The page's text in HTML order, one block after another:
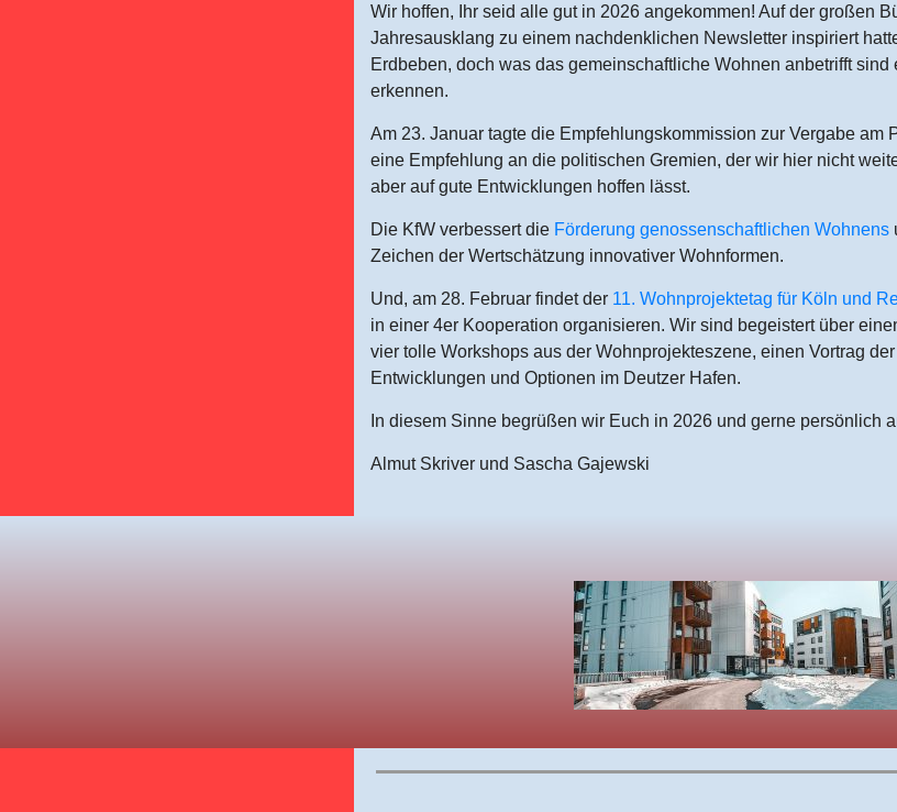
Wir hoffen, Ihr seid alle gut in 2026 angekommen! Auf der großen
Jahresausklang zu einem nachdenklichen Newsletter inspiriert
Erdbeben, doch was das gemeinschaftliche Wohnen anbetrifft sind
erkennen.
Am 23. Januar tagte die Empfehlungskommission zur Vergabe am
eine Empfehlung an die politischen Gremien, der wir hier nicht
aber auf gute Entwicklungen hoffen lässt.
Die KfW verbessert die Förderung genossenschaftlichen Wohnens
Zeichen der Wertschätzung innovativer Wohnformen.
Und, am 28. Februar findet der 11. Wohnprojektetag für Köln und
in einer 4er Kooperation organisieren. Wir sind begeistert über
vier tolle Workshops aus der Wohnprojekteszene, einen Vortrag
Entwicklungen und Optionen im Deutzer Hafen.
In diesem Sinne begrüßen wir Euch in 2026 und gerne persönlich
Almut Skriver und Sascha Gajewski